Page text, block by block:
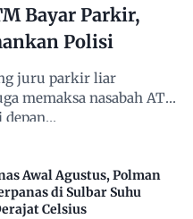
Bayar Parkir,
Polisi
juru parkir liar
memaksa nasabah ATM
depan…
Awal Agustus, Polman
di Sulbar Suhu
Celsius